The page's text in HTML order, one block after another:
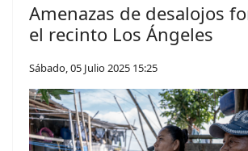
Amenazas de desalojos
el recinto Los Ángeles
Sábado, 05 Julio 2025 15:25